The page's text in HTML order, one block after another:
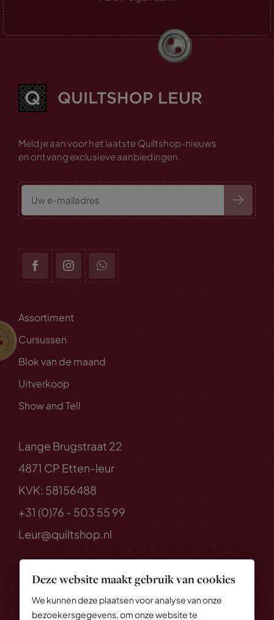
Deze website maakt gebruik van cookies
We kunnen deze plaatsen voor analyse van onze
bezoekersgegevens, om onze website te
Meld je aan voor het laatste Quiltshop-nieuws
en ontvang exclusieve aanbiedingen.
Assortiment
Cursussen
Blok van de maand
Uitverkoop
Show and Tell
Lange Brugstraat 22
4871 CP Etten-leur
KVK: 58156488
+31 (0)76 - 503 55 99
Leur@quiltshop.nl